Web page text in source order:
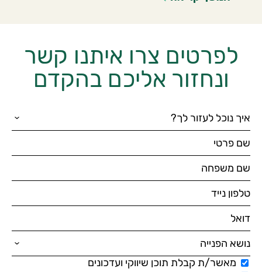
לפרטים צרו איתנו קשר
ונחזור אליכם בהקדם
מאשר/ת קבלת תוכן שיווקי ועדכונים